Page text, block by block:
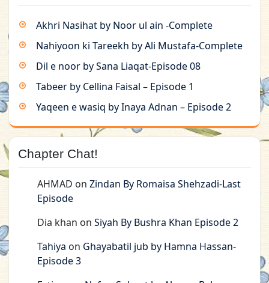
Akhri Nasihat by Noor ul ain -Complete
Nahiyoon ki Tareekh by Ali Mustafa-Complete
Dil e noor by Sana Liaqat-Episode 08
Tabeer by Cellina Faisal – Episode 1
Yaqeen e wasiq by Inaya Adnan – Episode 2
Chapter Chat!
AHMAD on Zindan By Romaisa Shehzadi-Last
Episode
Dia khan on Siyah By Bushra Khan Episode 2
Tahiya on Ghayabatil jub by Hamna Hassan-
Episode 3